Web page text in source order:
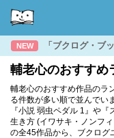
NEW 「ブクログ・ブ
輔老心のおすすめ
輔老心のおすすめ作品のラ
る件数が多い順で並んでい
『小説 弱虫ペダル 1』や
生き方 (イワサキ・ノンフ
の全45作品から、ブクログ